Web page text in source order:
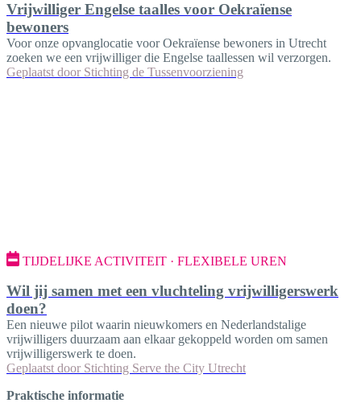
Vrijwilliger Engelse taalles voor Oekraïense
bewoners
Voor onze opvanglocatie voor Oekraïense bewoners in Utrecht
zoeken we een vrijwilliger die Engelse taallessen wil verzorgen.
Geplaatst door Stichting de Tussenvoorziening
TIJDELIJKE ACTIVITEIT · FLEXIBELE UREN
Wil jij samen met een vluchteling vrijwilligerswerk
doen?
Een nieuwe pilot waarin nieuwkomers en Nederlandstalige
vrijwilligers duurzaam aan elkaar gekoppeld worden om samen
vrijwilligerswerk te doen.
Geplaatst door Stichting Serve the City Utrecht
Praktische informatie